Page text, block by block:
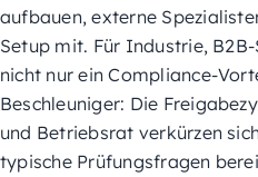
aufbauen, externe
Setup mit. Für Industrie,
nicht nur ein Compliance-
Beschleuniger: Die
und Betriebsrat verkürzen
typische Prüfungsfragen